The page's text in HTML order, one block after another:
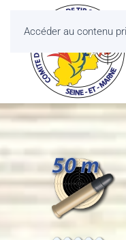
Accéder au contenu